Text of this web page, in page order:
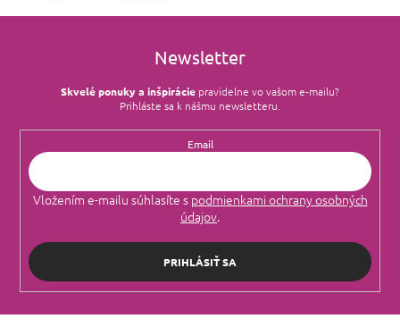
Newsletter
Skvelé ponuky a inšpirácie pravidelne vo vašom e‑mailu?
Prihláste sa k nášmu newsletteru.
Email
Vložením e-mailu súhlasíte s podmienkami ochrany osobných
údajov.
PRIHLÁSIŤ SA